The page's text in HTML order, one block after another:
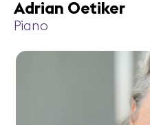
Adrian Oetiker
Piano